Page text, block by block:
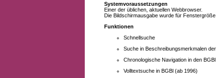
Systemvoraussetzungen
Einer der üblichen, aktuellen Webbrowser.
Die Bildschirmausgabe wurde für
Funktionen
Schnellsuche
Suche in Beschreibungsmerkmalen
Chronologische Navigation in den BGBl
Volltextsuche in BGBl (ab 1996)